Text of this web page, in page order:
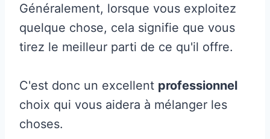
Généralement, lorsque vous exploitez
quelque chose, cela signifie que vous
tirez le meilleur parti de ce qu'il offre.
C'est donc un excellent professionnel
choix qui vous aidera à mélanger les
choses.